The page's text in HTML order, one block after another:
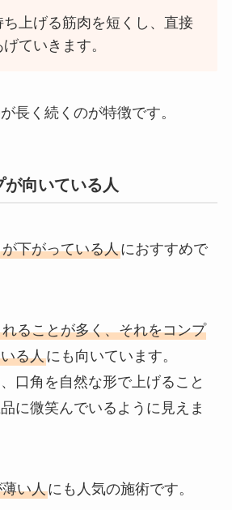
ち上げる筋肉を短くし、直接
ていきます。
長く続くのが特徴です。
向いている人
下がっている人におすすめで
ることが多く、それをコンプ
る人にも向いています。
口角を自然な形で上げること
に微笑んでいるように見えま
い人にも人気の施術です。